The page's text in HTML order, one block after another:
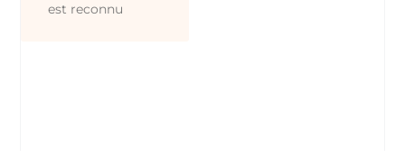
est reconnu